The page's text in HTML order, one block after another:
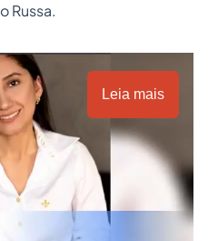
Russa.
Leia mais